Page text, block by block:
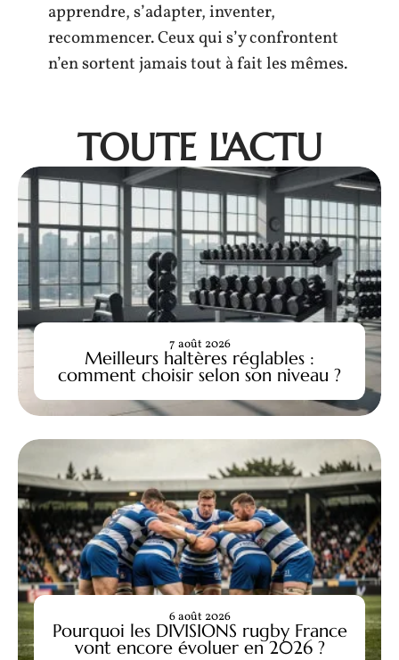
apprendre, s’adapter, inventer,
recommencer. Ceux qui s’y confrontent
n’en sortent jamais tout à fait les mêmes.
TOUTE L'ACTU
Meilleurs haltères réglables :
comment choisir selon son niveau ?
7 août 2026
Pourquoi les DIVISIONS rugby France
vont encore évoluer en 2026 ?
6 août 2026